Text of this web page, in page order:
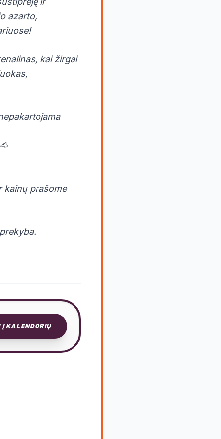
azarto,
kai žirgai
kainų prašome
Į KALENDORIŲ